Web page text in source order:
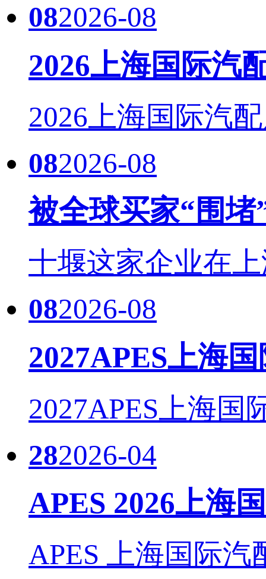
082026-08
2026上海国际汽
2026上海国际汽
082026-08
被全球买家“围
十堰这家企业在
082026-08
2027APES上海
2027APES上海国
282026-04
APES 2026上海
APES 上海国际